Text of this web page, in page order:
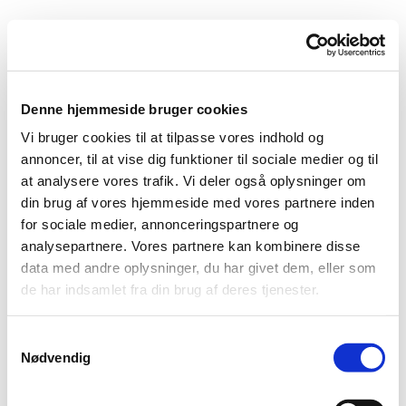
Denne hjemmeside bruger cookies
Vi bruger cookies til at tilpasse vores indhold og
annoncer, til at vise dig funktioner til sociale medier og til
at analysere vores trafik. Vi deler også oplysninger om
din brug af vores hjemmeside med vores partnere inden
for sociale medier, annonceringspartnere og
analysepartnere. Vores partnere kan kombinere disse
data med andre oplysninger, du har givet dem, eller som
de har indsamlet fra din brug af deres tjenester.
Nødvendig
Konfirmander fra Haverslev
Kirke
Søndag d. 28. april kl. 10.00
præst Marianne Nielsen
Frida Marie Lund Andreasen
Johanne Greibe Byrialsen
Elias Thybo Christensen
Rasmus Østergaard Harpsøe
Søren Dahl Jepsen
Silje Stella Larsen